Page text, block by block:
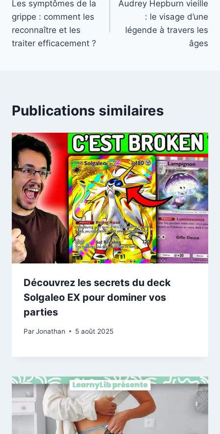
de
l’article
Les symptômes de la
grippe : comment les
reconnaître et les
traiter efficacement ?
Audrey Hepburn vieille
: le visage d’une
légende à travers les
âges
Publications similaires
Découvrez les secrets du deck
Solgaleo EX pour dominer vos
parties
ParJonathan 5 août 2025